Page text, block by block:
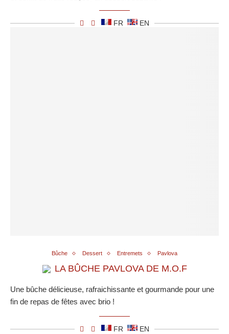
FR EN
Bûche Dessert Entremets Pavlova
LA BÛCHE PAVLOVA DE M.O.F
Une bûche délicieuse, rafraichissante et gourmande pour une
fin de repas de fêtes avec brio !
FR EN